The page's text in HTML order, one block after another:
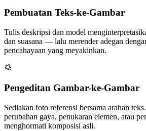
Pembuatan Teks-ke-Gambar
Tulis deskripsi dan model
dan suasana — lalu merender adegan
pencahayaan yang meyakinkan.
Pengeditan Gambar-ke-Gambar
Sediakan foto referensi bersama arahan
perubahan gaya, penukaran elemen, atau
menghormati komposisi asli.